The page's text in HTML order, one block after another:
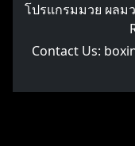
โปรแกรมมวย ผลม
Contact Us: